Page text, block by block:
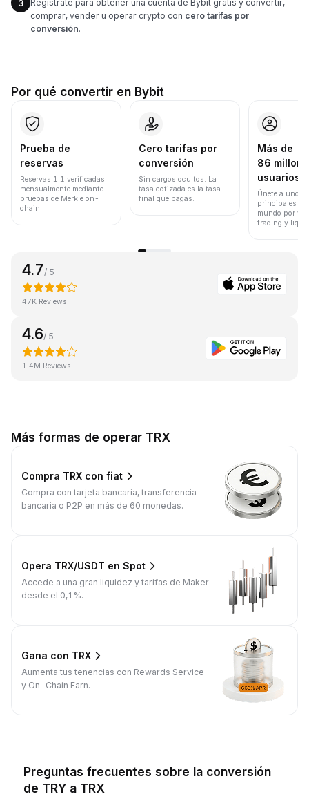
3
Regístrate para obtener una cuenta de Bybit gratis y convertir,
comprar, vender u operar crypto con cero tarifas por
conversión.
Por qué convertir en Bybit
Prueba de
reservas
Reservas 1:1 verificadas
mensualmente mediante
pruebas de Merkle on-
chain.
Cero tarifas por
conversión
Sin cargos ocultos. La
tasa cotizada es la tasa
final que pagas.
Más de
86
usuarios
Únete a uno
principales
mundo por
trading y
4.7 / 5
47K Reviews
4.6/ 5
1.4M Reviews
Más formas de operar TRX
Compra TRX con fiat
Compra con tarjeta bancaria, transferencia
bancaria o P2P en más de 60 monedas.
Opera TRX/USDT en Spot
Accede a una gran liquidez y tarifas de Maker
desde el 0,1%.
Gana con TRX
Aumenta tus tenencias con Rewards Service
y On-Chain Earn.
Preguntas frecuentes sobre la conversión
de TRY a TRX